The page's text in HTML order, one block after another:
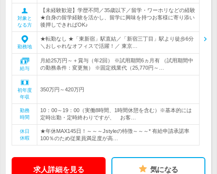
対象と
なる方
【未経験歓迎】学歴不問／35歳以下／留学・ワーホリなどの経験
★自身の留学経験を活かし、留学に興味を持つお客様に寄り添い
後押しできればOK♪
勤務地
★転勤なし ★「東新宿」駅直結／「新宿三丁目」駅より徒歩6分
＼おしゃれなオフィスで活躍！／ 東京…
給与
月給25万円～＋賞与（年2回） ※試用期間6ヵ月有 （試用期間中
の勤務条件：変更無） ※固定残業代（25,770円～…
初年度
年収
350万円～420万円
勤務
時間
10：00～19：00（実働8時間、1時間休憩を含む）※基本的には
定時出勤・定時終わりですが、 お客…
休日
休暇
★年休MAX145日！～～～Jstyleの特徴～～～* 有給申請承諾率
100％のため従業員満足度が高…
求人詳細を見る 気になる